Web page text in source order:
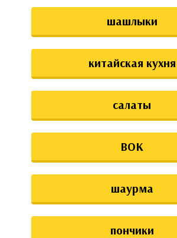
шашлыки
китайская кухня
салаты
ВОК
шаурма
пончики